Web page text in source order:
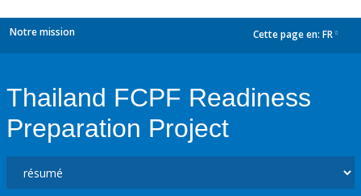
Notre mission Cette page en: FR
Thailand FCPF Readiness
Preparation Project